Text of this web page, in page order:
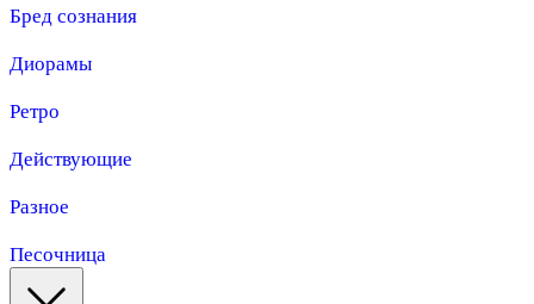
Бред сознания
Диорамы
Ретро
Действующие
Разное
Песочница